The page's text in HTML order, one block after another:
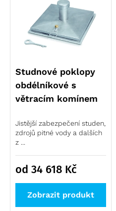
Studnové poklopy
obdélníkové s
větracím komínem
Jistější zabezpečení studen,
zdrojů pitné vody a dalších
z ...
od 34 618 Kč
Zobrazit produkt